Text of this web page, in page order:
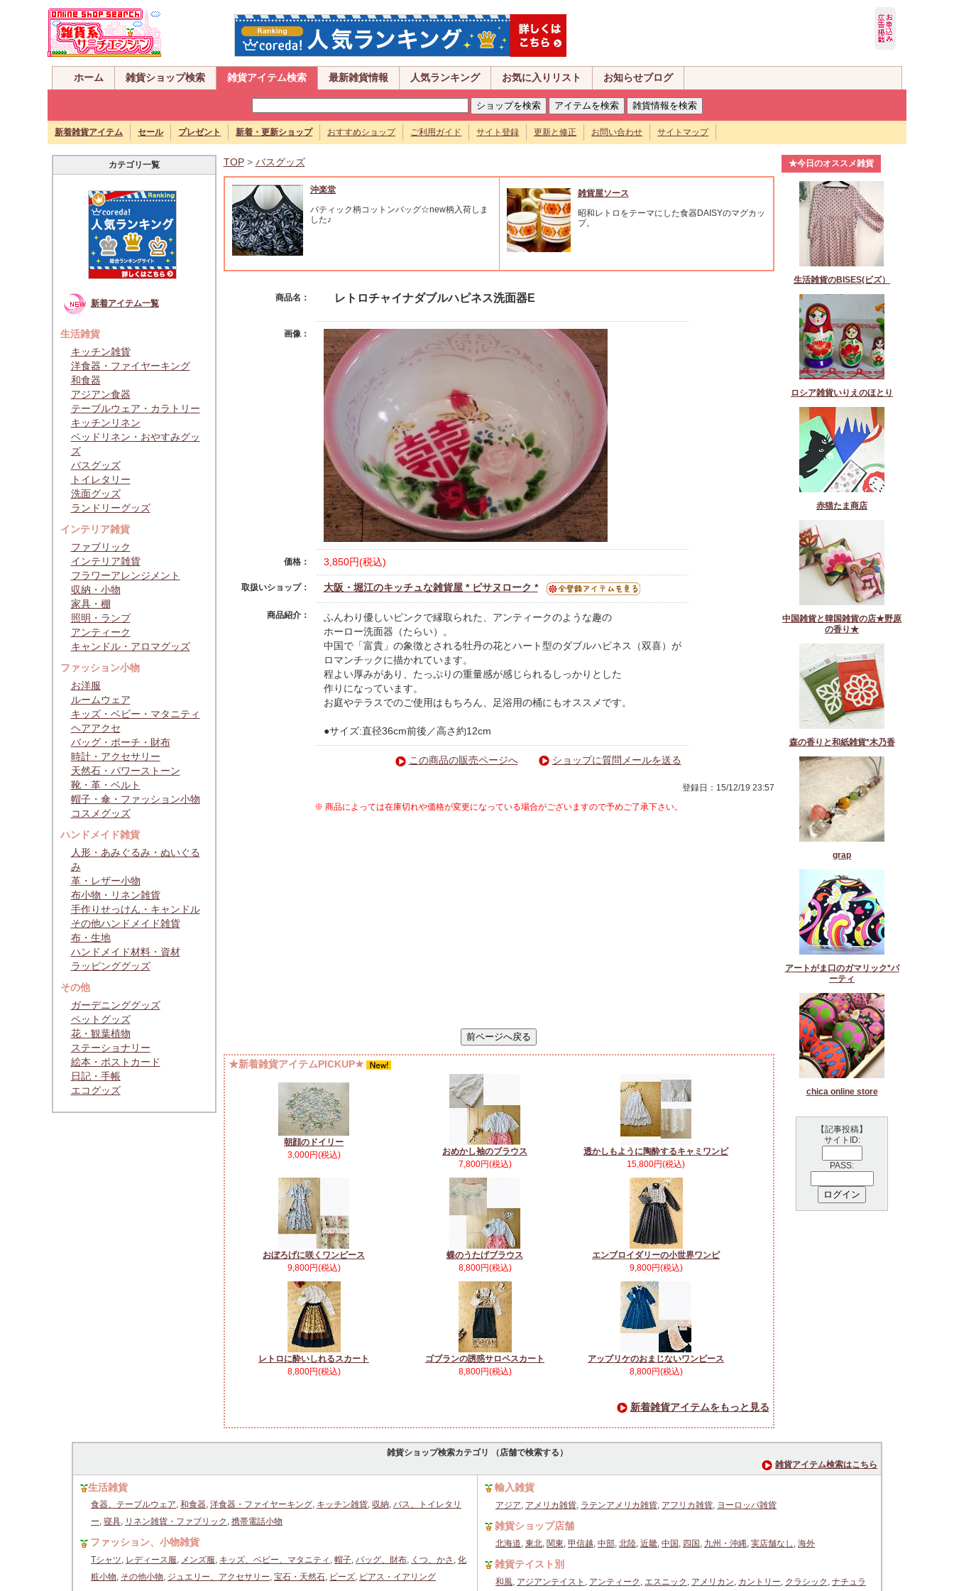
ホーム 雑貨ショップ検索 雑貨アイテム検索 最新雑貨情報 人気ランキング お気に入りリスト お知らせブログ
新着雑貨アイテム セール プレゼント 新着・更新ショップ おすすめショップ ご利用ガイド サイト登録 更新と修正 お問い合わせ サイトマップ
カテゴリ一覧
新着アイテム一覧
生活雑貨
キッチン雑貨
洋食器・ファイヤーキング
和食器
アジアン食器
テーブルウェア・カラトリー
キッチンリネン
ベッドリネン・おやすみグッ
ズ
バスグッズ
トイレタリー
洗面グッズ
ランドリーグッズ
インテリア雑貨
ファブリック
インテリア雑貨
フラワーアレンジメント
収納・小物
家具・棚
照明・ランプ
アンティーク
キャンドル・アロマグッズ
ファッション小物
お洋服
ルームウェア
キッズ・ベビー・マタニティ
ヘアアクセ
バッグ・ポーチ・財布
時計・アクセサリー
天然石・パワーストーン
靴・革・ベルト
帽子・傘・ファッション小物
コスメグッズ
ハンドメイド雑貨
人形・あみぐるみ・ぬいぐる
み
革・レザー小物
布小物・リネン雑貨
手作りせっけん・キャンドル
その他ハンドメイド雑貨
布・生地
ハンドメイド材料・資材
ラッピンググッズ
その他
ガーデニンググッズ
ペットグッズ
花・観葉植物
ステーショナリー
絵本・ポストカード
日記・手帳
エコグッズ
TOP> バスグッズ
沖楽堂
バティック柄コットンバッグ☆new柄入荷しま
した♪
雑貨屋ソース
昭和レトロをテーマにした食器DAISYのマグカッ
プ。
商品名： レトロチャイナダブルハピネス洗面器E
画像：
価格： 3,850円(税込)
取扱いショップ： 大阪・堀江のキッチュな雑貨屋 * ピサヌローク *
商品紹介：
ふんわり優しいピンクで縁取られた、アンティークのような趣の
ホーロー洗面器（たらい）。
中国で「富貴」の象徴とされる牡丹の花とハート型のダブルハピネス（双喜）が
ロマンチックに描かれています。
程よい厚みがあり、たっぷりの重量感が感じられるしっかりとした
作りになっています。
お庭やテラスでのご使用はもちろん、足浴用の桶にもオススメです。
●サイズ:直径36cm前後／高さ約12cm
この商品の販売ページへ ショップに質問メールを送る
登録日：15/12/19 23:57
※ 商品によっては在庫切れや価格が変更になっている場合がございますので予めご了承下さい。
★新着雑貨アイテムPICKUP★
朝顔のドイリー
3,000円(税込)
おめかし袖のブラウス
7,800円(税込)
透かしもように陶酔するキャミワンピ
15,800円(税込)
おぼろげに咲くワンピース
9,800円(税込)
蝶のうたげブラウス
8,800円(税込)
エンブロイダリーの小世界ワンピ
9,800円(税込)
レトロに酔いしれるスカート
8,800円(税込)
ゴブランの誘惑サロペスカート
8,800円(税込)
アップリケのおまじないワンピース
8,800円(税込)
新着雑貨アイテムをもっと見る
★今日のオススメ雑貨
生活雑貨のBISES(ビズ）
ロシア雑貨いりえのほとり
赤猫たま商店
中国雑貨と韓国雑貨の店★野原
の香り★
森の香りと和紙雑貨*木乃香
grap
アートがま口のガマリック*パ
ーティ
chica online store
【記事投稿】
サイトID:
PASS:
雑貨ショップ検索カテゴリ （店舗で検索する）
雑貨アイテム検索はこちら
生活雑貨
食器、テーブルウェア, 和食器, 洋食器・ファイヤーキング, キッチン雑貨, 収納, バス、トイレタリ
ー, 寝具, リネン雑貨・ファブリック , 携帯電話小物
ファッション、小物雑貨
Tシャツ, レディース服, メンズ服, キッズ、ベビー、マタニティ , 帽子, バッグ、財布, くつ、かさ , 化
粧小物, その他小物, ジュエリー、アクセサリー, 宝石・天然石, ビーズ, ピアス・イアリング
輸入雑貨
アジア, アメリカ雑貨, ラテンアメリカ雑貨, アフリカ雑貨, ヨーロッパ雑貨
雑貨ショップ店舗
北海道, 東北, 関東, 甲信越, 中部, 北陸, 近畿, 中国 , 四国 , 九州・沖縄, 実店舗なし , 海外
雑貨テイスト別
和風, アジアンテイスト , アンティーク , エスニック , アメリカン, カントリー, クラシック , ナチュラ